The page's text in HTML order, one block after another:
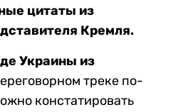
цитаты из
Кремля.
Украины из
треке по-
констатировать